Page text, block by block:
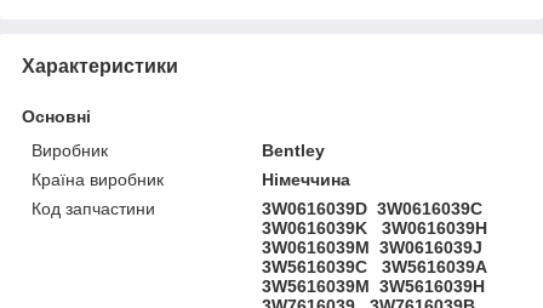
Характеристики
Основні
Виробник
Bentley
Країна виробник
Німеччина
Код запчастини
3W0616039D 3W0616039C
3W0616039K 3W0616039H
3W0616039M 3W0616039J
3W5616039C 3W5616039A
3W5616039M 3W5616039H